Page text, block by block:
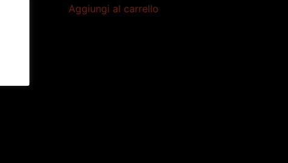
Aggiungi al carrello